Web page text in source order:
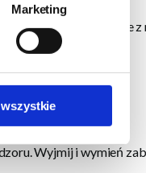
Marketing
- są tworzone z
Wyjmij i wymień